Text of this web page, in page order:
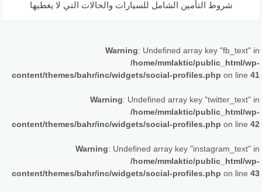
شروط التأمين الشامل للسيارات والحالات التي لا يغطيها
Warning: Undefined array key "fb_text" in
/home/mmlaktic/public_html/wp-
content/themes/bahr/inc/widgets/social-profiles.php on line 41
Warning: Undefined array key "twitter_text" in
/home/mmlaktic/public_html/wp-
content/themes/bahr/inc/widgets/social-profiles.php on line 42
Warning: Undefined array key "instagram_text" in
/home/mmlaktic/public_html/wp-
content/themes/bahr/inc/widgets/social-profiles.php on line 43